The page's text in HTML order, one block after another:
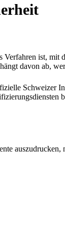
Verfahren ist, mit
davon ab,
Schweizer